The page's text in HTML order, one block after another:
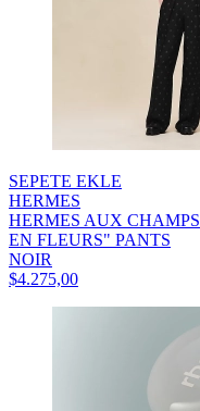
SEPETE EKLE
HERMES
HERMES AUX CHAMPS
EN FLEURS" PANTS
NOIR
$4.275,00